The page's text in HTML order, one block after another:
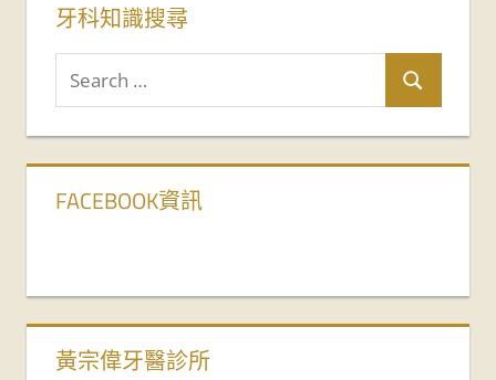
牙科知識搜尋
FACEBOOK資訊
黃宗偉牙醫診所